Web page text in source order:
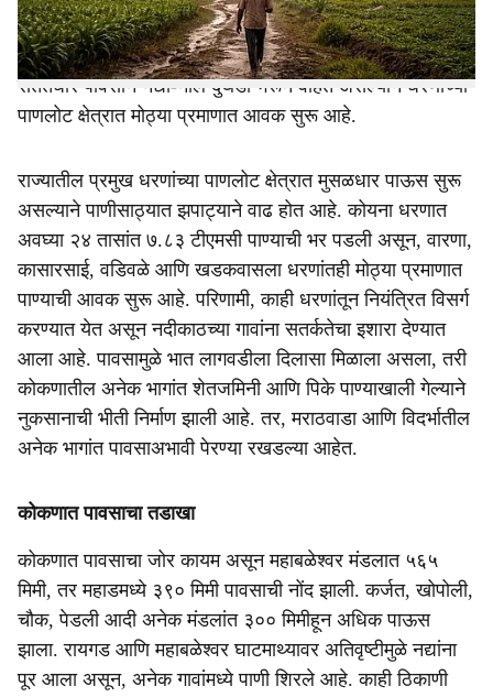
असून, लोणावळा येथे राज्यातील सर्वाधिक ६७० मिलिमीटर पावसाची
नोंद झाली. मुंबईसह कोकणात वादळी वाऱ्यासह पावसाने दणका दिला.
संततधार पावसाने नद्या-नाले दुथडी भरून वाहत असल्याने धरणांच्या
पाणलोट क्षेत्रात मोठ्या प्रमाणात आवक सुरू आहे.
राज्यातील प्रमुख धरणांच्या पाणलोट क्षेत्रात मुसळधार पाऊस सुरू
असल्याने पाणीसाठ्यात झपाट्याने वाढ होत आहे. कोयना धरणात
अवघ्या २४ तासांत ७.८३ टीएमसी पाण्याची भर पडली असून, वारणा,
कासारसाई, वडिवळे आणि खडकवासला धरणांतही मोठ्या प्रमाणात
पाण्याची आवक सुरू आहे. परिणामी, काही धरणांतून नियंत्रित विसर्ग
करण्यात येत असून नदीकाठच्या गावांना सतर्कतेचा इशारा देण्यात
आला आहे. पावसामुळे भात लागवडीला दिलासा मिळाला असला, तरी
कोकणातील अनेक भागांत शेतजमिनी आणि पिके पाण्याखाली गेल्याने
नुकसानाची भीती निर्माण झाली आहे. तर, मराठवाडा आणि विदर्भातील
अनेक भागांत पावसाअभावी पेरण्या रखडल्या आहेत.
कोकणात पावसाचा तडाखा
कोकणात पावसाचा जोर कायम असून महाबळेश्वर मंडलात ५६५
मिमी, तर महाडमध्ये ३९० मिमी पावसाची नोंद झाली. कर्जत, खोपोली,
चौक, पेडली आदी अनेक मंडलांत ३०० मिमीहून अधिक पाऊस
झाला. रायगड आणि महाबळेश्वर घाटमाथ्यावर अतिवृष्टीमुळे नद्यांना
पूर आला असून, अनेक गावांमध्ये पाणी शिरले आहे. काही ठिकाणी